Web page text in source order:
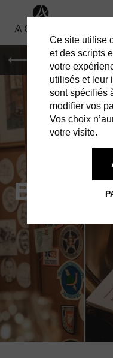
BAR
Ce site utilise
et des scripts
votre
utilisés et leur
sont spécifiés
modifier vos
Vos choix
votre visite.